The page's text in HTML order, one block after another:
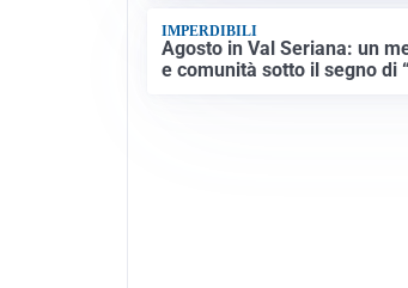
IMPERDIBILI
Agosto in Val Seriana: un
e comunità sotto il segno di